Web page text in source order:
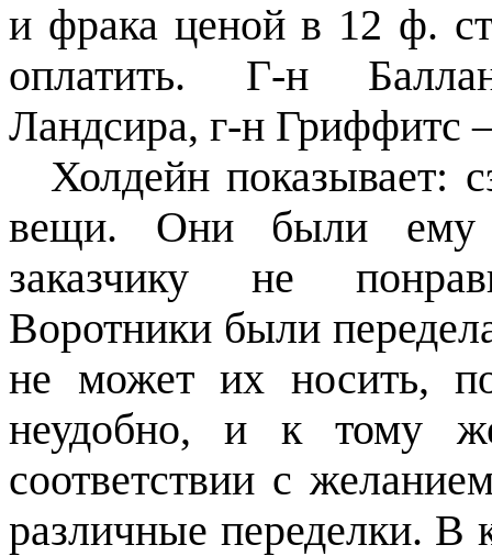
и фрака ценой в 12 ф.
оплатить. Г-н
Ландсира, г-н Гриффитс
Холдейн показывает:
вещи. Они были ему
заказчику не
Воротники были
не может их носить,
неудобно, и к тому
соответствии с
различные переделки. В